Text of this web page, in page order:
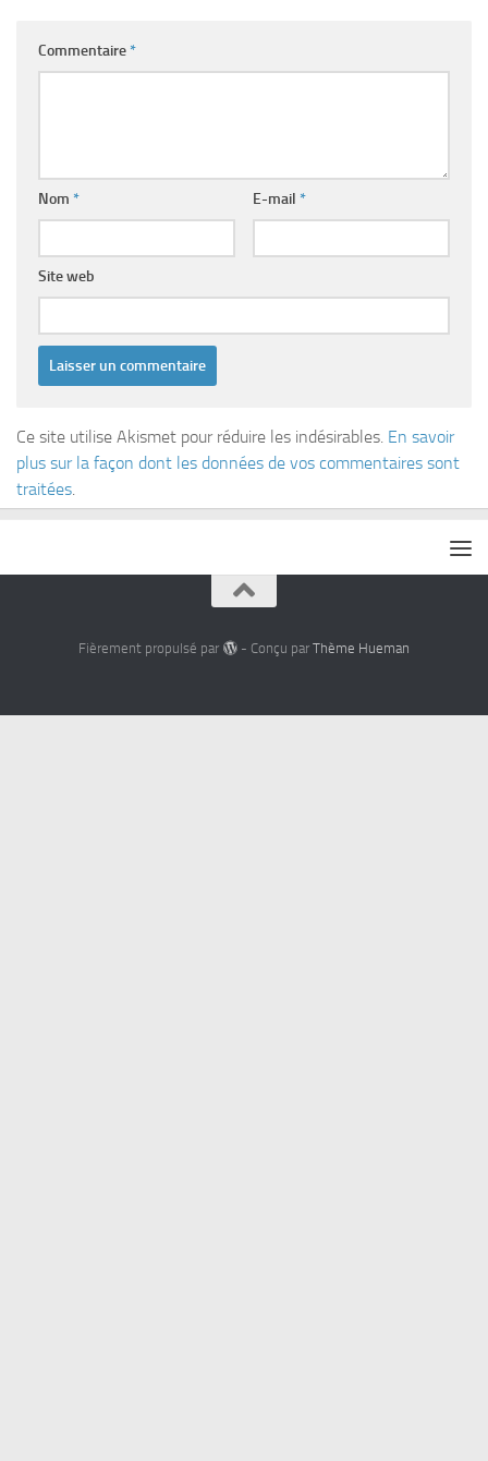
Commentaire*
Nom * E-mail *
Site web
Ce site utilise Akismet pour réduire les indésirables. En savoir
plus sur la façon dont les données de vos commentaires sont
traitées.
Fièrement propulsé par - Conçu par Thème Hueman